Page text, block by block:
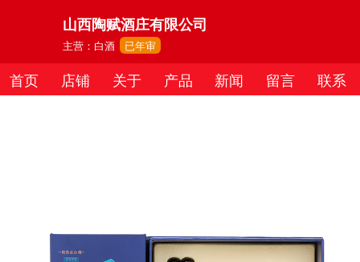
山西陶赋酒庄有限公司
主营：白酒 已年审
首页 店铺 关于 产品 新闻 留言 联系